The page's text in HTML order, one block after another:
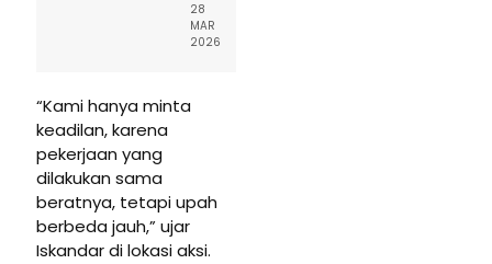
28
MAR
2026
“Kami hanya minta
keadilan, karena
pekerjaan yang
dilakukan sama
beratnya, tetapi upah
berbeda jauh,” ujar
Iskandar di lokasi aksi.